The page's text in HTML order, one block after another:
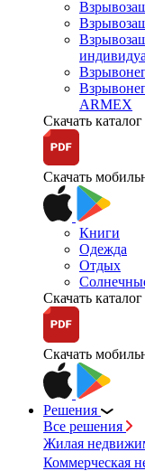
ARMEX
Скачать каталог
Скачать
Книги
Одежда
Отдых
Скачать каталог
Скачать
Решения
Все решения
Жилая
Коммерческая